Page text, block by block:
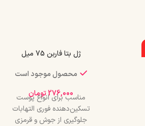
ژل بتا فاربن 75 میل
محصول موجود است
276,000تومان
مناسب برای انواع پوست
تسکین‌دهنده فوری التهابات
جلوگیری از جوش و قرمزی